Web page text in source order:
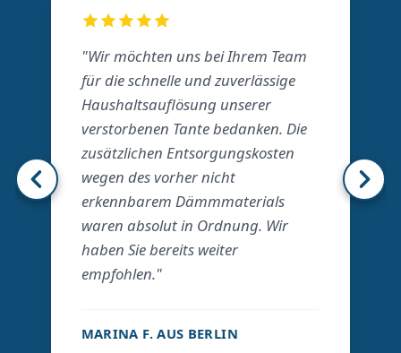
"Wir möchten uns bei Ihrem Team
für die schnelle und zuverlässige
Haushaltsauflösung unserer
verstorbenen Tante bedanken. Die
zusätzlichen Entsorgungskosten
wegen des vorher nicht
erkennbarem Dämmmaterials
waren absolut in Ordnung. Wir
haben Sie bereits weiter
empfohlen."
MARINA F. AUS BERLIN